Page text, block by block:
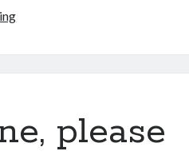
In
please